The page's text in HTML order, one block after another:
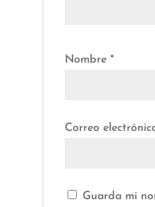
Nombre *
Correo
Guarda mi